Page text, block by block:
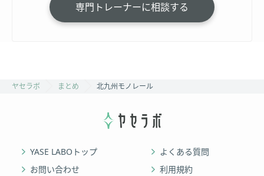
専門トレーナーに相談する
ヤセラボ まとめ 北九州モノレール
YASE LABOトップ
よくある質問
お問い合わせ
利用規約